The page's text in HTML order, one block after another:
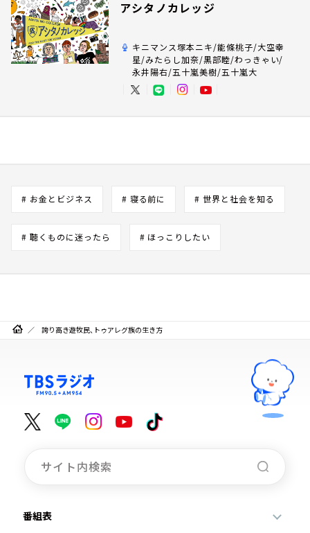
アシタノカレッジ
キニマンス塚本ニキ/能條桃子/大空幸
星/みたらし加奈/黒部睦/わっきゃい/
永井陽右/五十嵐美樹/五十嵐大
# お金とビジネス # 寝る前に # 世界と社会を知る
# 聴くものに迷ったら # ほっこりしたい
誇り高き遊牧民、トゥアレグ族の生き方
番組表